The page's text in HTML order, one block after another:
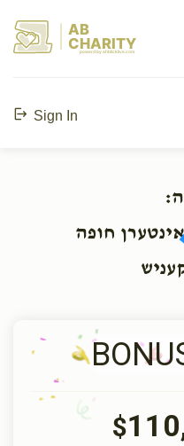
AB
CHARITY
powerd by ahblicklive.com
Sign In
חופה
$